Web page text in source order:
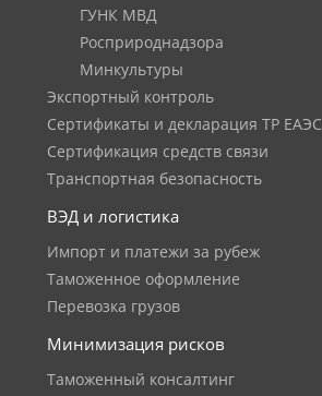
ГУНК МВД
Росприроднадзора
Минкультуры
Экспортный контроль
Сертификаты и декларация ТР ЕАЭС
Сертификация средств связи
Транспортная безопасность
ВЭД и логистика
Импорт и платежи за рубеж
Таможенное оформление
Перевозка грузов
Минимизация рисков
Таможенный консалтинг